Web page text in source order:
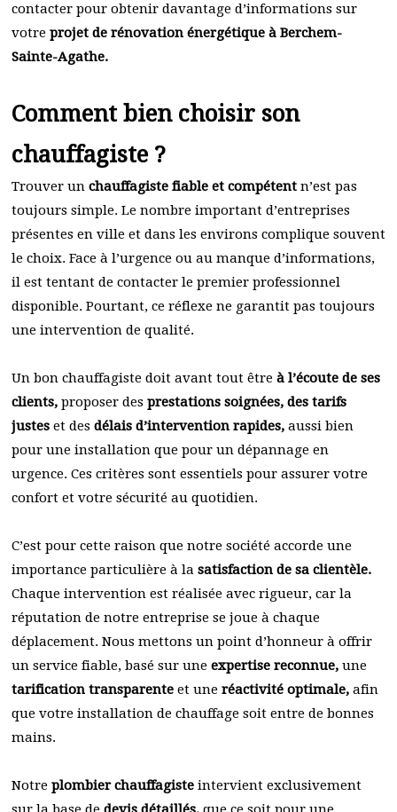
contacter pour obtenir davantage d’informations sur
votre projet de rénovation énergétique à Berchem-
Sainte-Agathe.
Comment bien choisir son
chauffagiste ?
Trouver un chauffagiste fiable et compétent n’est pas
toujours simple. Le nombre important d’entreprises
présentes en ville et dans les environs complique souvent
le choix. Face à l’urgence ou au manque d’informations,
il est tentant de contacter le premier professionnel
disponible. Pourtant, ce réflexe ne garantit pas toujours
une intervention de qualité.
Un bon chauffagiste doit avant tout être à l’écoute de ses
clients, proposer des prestations soignées, des tarifs
justes et des délais d’intervention rapides, aussi bien
pour une installation que pour un dépannage en
urgence. Ces critères sont essentiels pour assurer votre
confort et votre sécurité au quotidien.
C’est pour cette raison que notre société accorde une
importance particulière à la satisfaction de sa clientèle.
Chaque intervention est réalisée avec rigueur, car la
réputation de notre entreprise se joue à chaque
déplacement. Nous mettons un point d’honneur à offrir
un service fiable, basé sur une expertise reconnue, une
tarification transparente et une réactivité optimale, afin
que votre installation de chauffage soit entre de bonnes
mains.
Notre plombier chauffagiste intervient exclusivement